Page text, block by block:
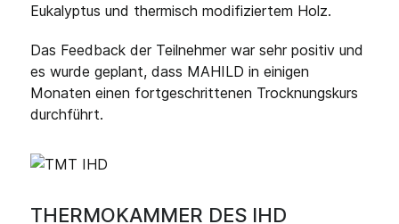
Eukalyptus und thermisch modifiziertem Holz.
Das Feedback der Teilnehmer war sehr positiv und
es wurde geplant, dass MAHILD in einigen
Monaten einen fortgeschrittenen Trocknungskurs
durchführt.
THERMOKAMMER DES IHD